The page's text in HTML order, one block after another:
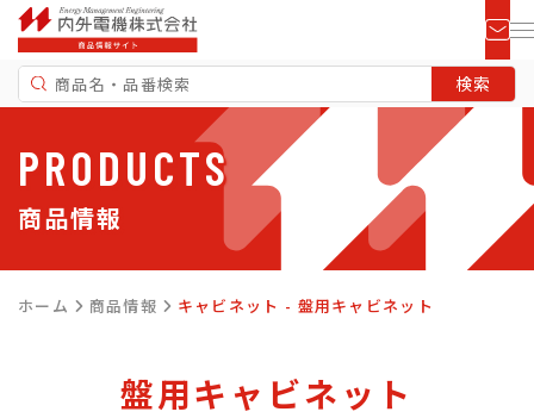
PRODUCTS
商品情報
ホーム 商品情報 キャビネット - 盤用キャビネット
盤用キャビネット